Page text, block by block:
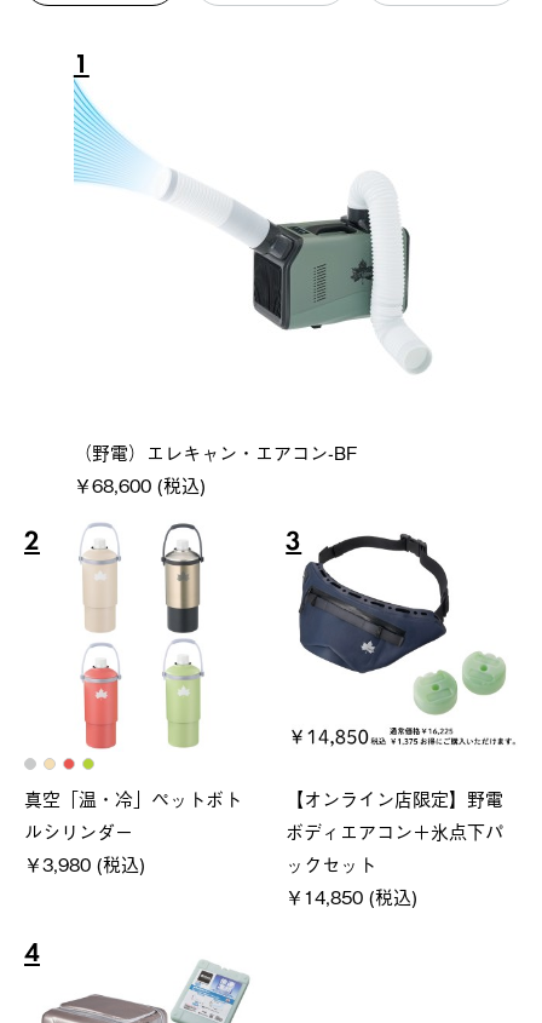
1
（野電）エレキャン・エアコン-BF
￥68,600 (税込)
2
真空「温・冷」ペットボト
ルシリンダー
￥3,980 (税込)
3
【オンライン店限定】野電
ボディエアコン＋氷点下パ
ックセット
￥14,850 (税込)
4